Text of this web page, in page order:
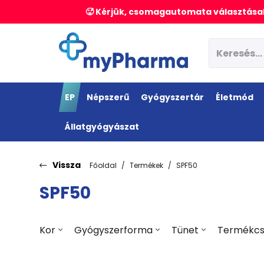
🥵 Kérjük, csomagautomata
EP Népszerű Gyógyszertár Életmód
Állatgyógyászat
Vissza Főoldal Termékek SPF50
SPF50
Kor Gyógyszerforma Tünet